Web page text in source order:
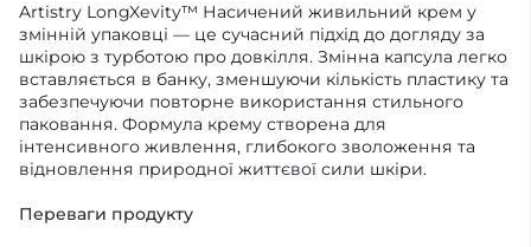
Artistry LongXevity™ Насичений живильний крем у
змінній упаковці — це сучасний підхід до догляду за
шкірою з турботою про довкілля. Змінна капсула легко
вставляється в банку, зменшуючи кількість пластику та
забезпечуючи повторне використання стильного
паковання. Формула крему створена для
інтенсивного живлення, глибокого зволоження та
відновлення природної життєвої сили шкіри.
Переваги продукту